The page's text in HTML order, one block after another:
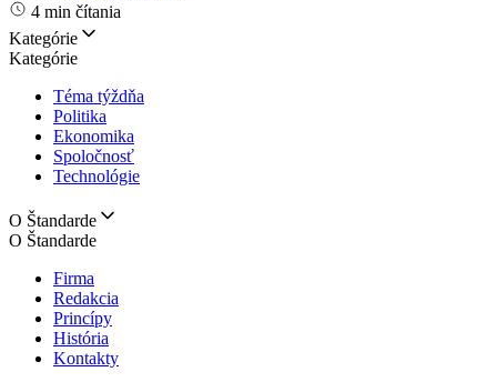
4 min čítania
Kategórie
Kategórie
Téma týždňa
Politika
Ekonomika
Spoločnosť
Technológie
O Štandarde
O Štandarde
Firma
Redakcia
Princípy
História
Kontakty